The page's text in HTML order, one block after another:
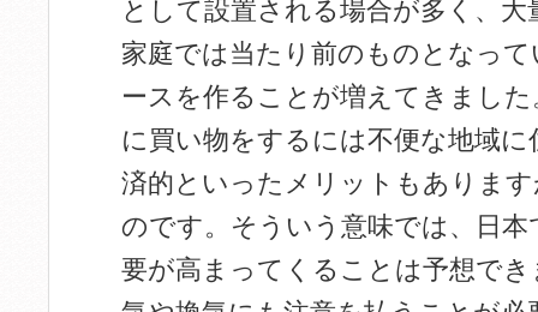
として設置される場合が多く、
家庭では当たり前のものとなっ
ースを作ることが増えてきまし
に買い物をするには不便な地域
済的といったメリットもありま
のです。そういう意味では、日
要が高まってくることは予想で